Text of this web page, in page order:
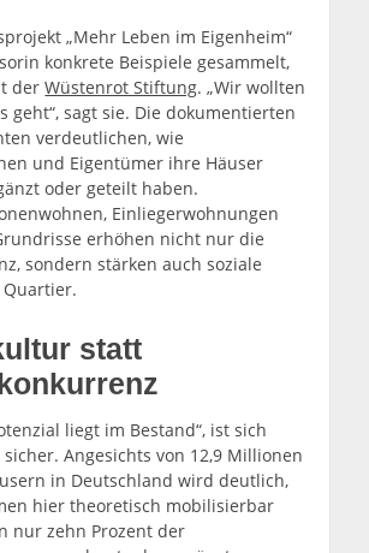
„Mehr Leben im Eigenheim“
konkrete Beispiele gesammelt,
derWüstenrot Stiftung. „Wir wollten
geht“, sagt sie. Die dokumentierten
verdeutlichen, wie
und Eigentümer ihre Häuser
oder geteilt haben.
Einliegerwohnungen
erhöhen nicht nur die
sondern stärken auch soziale
statt
liegt im Bestand“, ist sich
Angesichts von 12,9 Millionen
in Deutschland wird deutlich,
hier theoretisch mobilisierbar
nur zehn Prozent der